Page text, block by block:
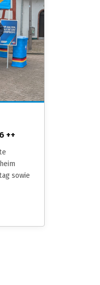
++
sowie